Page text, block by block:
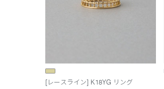
[レースライン] K18YG リング